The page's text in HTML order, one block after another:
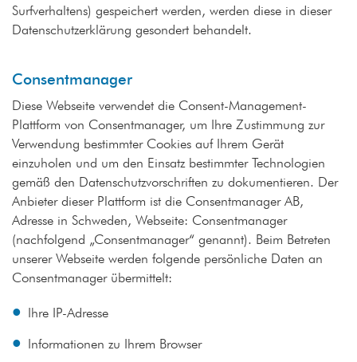
Surfverhaltens) gespeichert werden, werden diese in dieser
Datenschutzerklärung gesondert behandelt.
Consentmanager
Diese Webseite verwendet die Consent-Management-
Plattform von Consentmanager, um Ihre Zustimmung zur
Verwendung bestimmter Cookies auf Ihrem Gerät
einzuholen und um den Einsatz bestimmter Technologien
gemäß den Datenschutzvorschriften zu dokumentieren. Der
Anbieter dieser Plattform ist die Consentmanager AB,
Adresse in Schweden, Webseite: Consentmanager
(nachfolgend „Consentmanager“ genannt). Beim Betreten
unserer Webseite werden folgende persönliche Daten an
Consentmanager übermittelt:
Ihre IP-Adresse
Informationen zu Ihrem Browser